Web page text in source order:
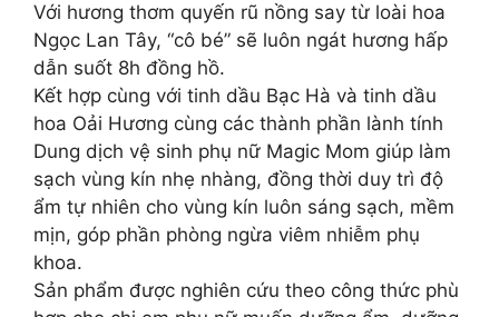
Với hương thơm quyến rũ nồng say từ loài hoa
Ngọc Lan Tây, “cô bé” sẽ luôn ngát hương hấp
dẫn suốt 8h đồng hồ.
Kết hợp cùng với tinh dầu Bạc Hà và tinh dầu
hoa Oải Hương cùng các thành phần lành tính
Dung dịch vệ sinh phụ nữ Magic Mom giúp làm
sạch vùng kín nhẹ nhàng, đồng thời duy trì độ
ẩm tự nhiên cho vùng kín luôn sáng sạch, mềm
mịn, góp phần phòng ngừa viêm nhiễm phụ
khoa.
Sản phẩm được nghiên cứu theo công thức phù